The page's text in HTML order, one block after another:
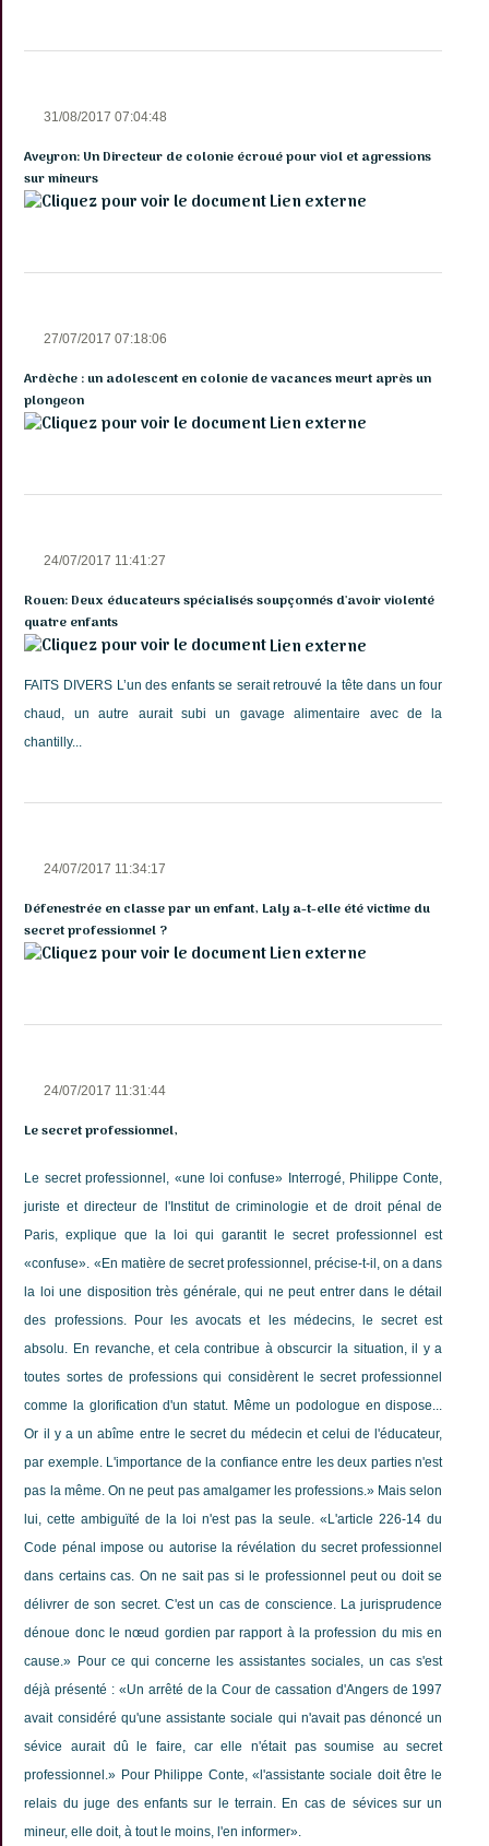
31/08/2017 07:04:48
Aveyron: Un Directeur de colonie écroué pour viol et agressions
sur mineurs
Lien externe
27/07/2017 07:18:06
Ardèche : un adolescent en colonie de vacances meurt après un
plongeon
Lien externe
24/07/2017 11:41:27
Rouen: Deux éducateurs spécialisés soupçonnés d'avoir violenté
quatre enfants
Lien externe
FAITS DIVERS L’un des enfants se serait retrouvé la tête dans un four
chaud, un autre aurait subi un gavage alimentaire avec de la
chantilly...
24/07/2017 11:34:17
Défenestrée en classe par un enfant, Laly a-t-elle été victime du
secret professionnel ?
Lien externe
24/07/2017 11:31:44
Le secret professionnel,
Le secret professionnel, «une loi confuse» Interrogé, Philippe Conte,
juriste et directeur de l'Institut de criminologie et de droit pénal de
Paris, explique que la loi qui garantit le secret professionnel est
«confuse». «En matière de secret professionnel, précise-t-il, on a dans
la loi une disposition très générale, qui ne peut entrer dans le détail
des professions. Pour les avocats et les médecins, le secret est
absolu. En revanche, et cela contribue à obscurcir la situation, il y a
toutes sortes de professions qui considèrent le secret professionnel
comme la glorification d'un statut. Même un podologue en dispose...
Or il y a un abîme entre le secret du médecin et celui de l'éducateur,
par exemple. L'importance de la confiance entre les deux parties n'est
pas la même. On ne peut pas amalgamer les professions.» Mais selon
lui, cette ambiguïté de la loi n'est pas la seule. «L'article 226-14 du
Code pénal impose ou autorise la révélation du secret professionnel
dans certains cas. On ne sait pas si le professionnel peut ou doit se
délivrer de son secret. C'est un cas de conscience. La jurisprudence
dénoue donc le nœud gordien par rapport à la profession du mis en
cause.» Pour ce qui concerne les assistantes sociales, un cas s'est
déjà présenté : «Un arrêté de la Cour de cassation d'Angers de 1997
avait considéré qu'une assistante sociale qui n'avait pas dénoncé un
sévice aurait dû le faire, car elle n'était pas soumise au secret
professionnel.» Pour Philippe Conte, «l'assistante sociale doit être le
relais du juge des enfants sur le terrain. En cas de sévices sur un
mineur, elle doit, à tout le moins, l'en informer».